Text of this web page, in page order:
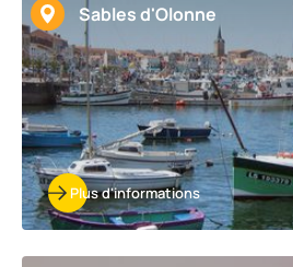
Sables d'Olonne
Plus d'informations